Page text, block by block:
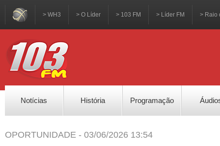
> WH3 > O Líder > 103 FM > Líder FM > Raio
Notícias História Programação
OPORTUNIDADE - 03/06/2026 13:54